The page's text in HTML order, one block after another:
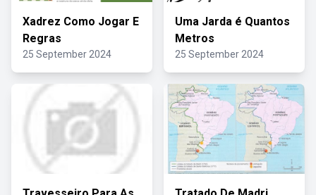
Xadrez Como Jogar E
Regras
25 September 2024
Uma Jarda é Quantos
Metros
25 September 2024